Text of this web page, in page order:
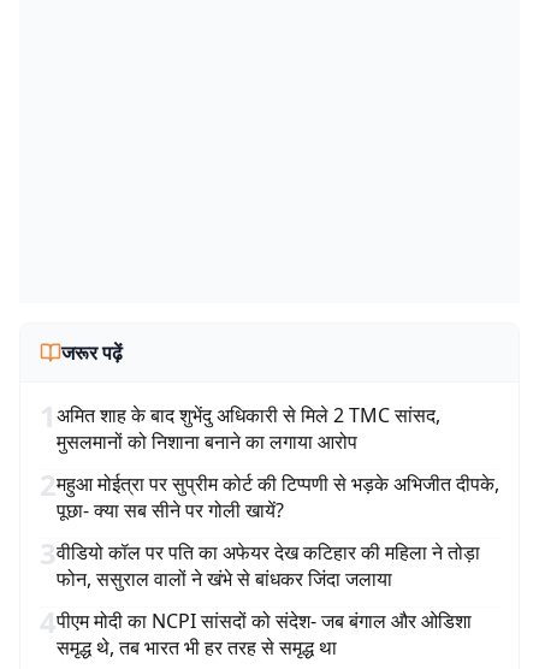
जरूर पढ़ें
1अमित शाह के बाद शुभेंदु अधिकारी से मिले 2 TMC सांसद,
मुसलमानों को निशाना बनाने का लगाया आरोप
2महुआ मोईत्रा पर सुप्रीम कोर्ट की टिप्पणी से भड़के अभिजीत दीपके,
पूछा- क्या सब सीने पर गोली खायें?
3वीडियो कॉल पर पति का अफेयर देख कटिहार की महिला ने तोड़ा
फोन, ससुराल वालों ने खंभे से बांधकर जिंदा जलाया
4पीएम मोदी का NCPI सांसदों को संदेश- जब बंगाल और ओडिशा
समृद्ध थे, तब भारत भी हर तरह से समृद्ध था